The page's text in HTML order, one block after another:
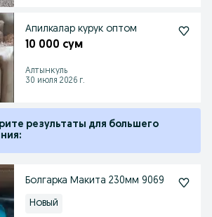
Апилкалар курук оптом
10 000 сум
Алтынкуль
30 июля 2026 г.
результаты для большего
Болгарка Макита 230мм 9069
Новый